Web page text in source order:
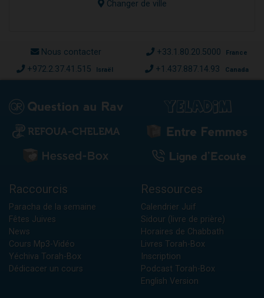
Changer de ville
Nous contacter +33.1.80.20.5000 France
+972.2.37.41.515 Israël +1.437.887.14.93 Canada
Raccourcis
Paracha de la semaine
Fêtes Juives
News
Cours Mp3-Vidéo
Yéchiva Torah-Box
Dédicacer un cours
Ressources
Calendrier Juif
Sidour (livre de prière)
Horaires de Chabbath
Livres Torah-Box
Inscription
Podcast Torah-Box
English Version